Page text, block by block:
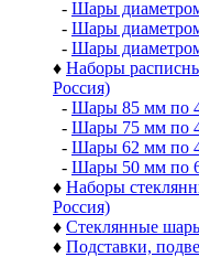
- Шары
- Шары
- Шары
♦ Наборы
Россия)
- Шары 85 мм по
- Шары 75 мм по
- Шары 62 мм по
- Шары 50 мм по
♦ Наборы
Россия)
♦ Стеклянные
♦ Подставки,